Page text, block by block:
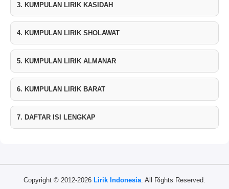
3. KUMPULAN LIRIK KASIDAH
4. KUMPULAN LIRIK SHOLAWAT
5. KUMPULAN LIRIK ALMANAR
6. KUMPULAN LIRIK BARAT
7. DAFTAR ISI LENGKAP
Copyright © 2012-2026 Lirik Indonesia . All Rights Reserved.